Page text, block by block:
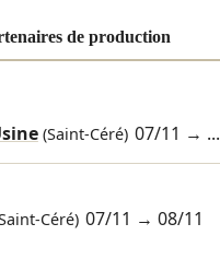
de production
(Saint-Céré) 07/11 → ...
Céré) 07/11 →08/11